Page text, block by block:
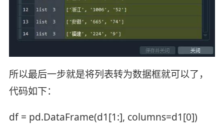
所以最后一步就是将列表转为数据框就可以了，
代码如下：
df = pd.DataFrame(d1[1:], columns=d1[0])